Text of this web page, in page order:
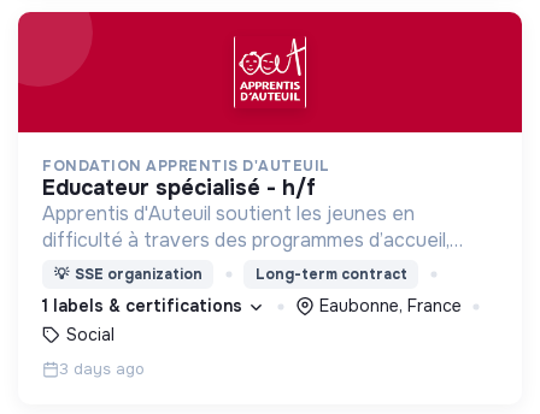
FONDATION APPRENTIS D'AUTEUIL
educateur spécialisé - h/f
Apprentis d'Auteuil soutient les jeunes en
difficulté à travers des programmes d’accueil,
d’éducation, de formation et d’insertion pour leur
permettre de devenir des hommes et des femmes
debout.
💡 SSE organization Long-term contract
1 labels & certifications
Eaubonne, France
Social
3 days ago